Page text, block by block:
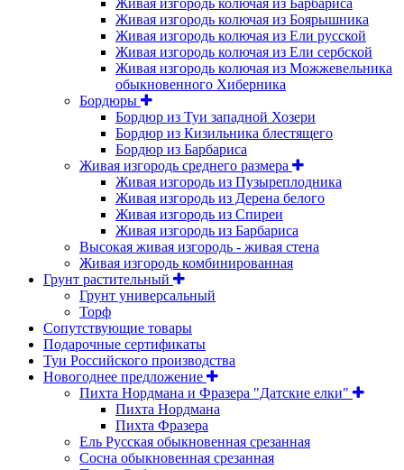
Живая изгородь колючая из Боярышника
Живая изгородь колючая из Ели русской
Живая изгородь колючая из Ели сербской
Живая изгородь колючая из Можжевельника
обыкновенного Хиберника
Бордюры
Бордюр из Туи западной Хозери
Бордюр из Кизильника блестящего
Бордюр из Барбариса
Живая изгородь среднего размера
Живая изгородь из Пузыреплодника
Живая изгородь из Дерена белого
Живая изгородь из Спиреи
Живая изгородь из Барбариса
Высокая живая изгородь - живая стена
Живая изгородь комбинированная
Грунт растительный
Грунт универсальный
Торф
Сопутствующие товары
Подарочные сертификаты
Туи Российского производства
Новогоднее предложение
Пихта Нордмана и Фразера "Датские елки"
Пихта Нордмана
Пихта Фразера
Ель Русская обыкновенная срезанная
Сосна обыкновенная срезанная